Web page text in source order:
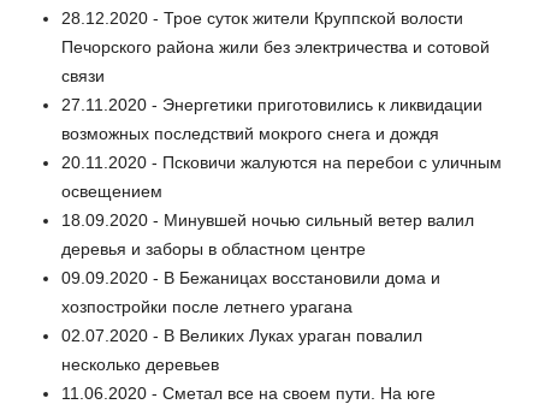
28.12.2020 - Трое суток жители Круппской волости
Печорского района жили без электричества и сотовой
связи
27.11.2020 - Энергетики приготовились к ликвидации
возможных последствий мокрого снега и дождя
20.11.2020 - Псковичи жалуются на перебои с уличным
освещением
18.09.2020 - Минувшей ночью сильный ветер валил
деревья и заборы в областном центре
09.09.2020 - В Бежаницах восстановили дома и
хозпостройки после летнего урагана
02.07.2020 - В Великих Луках ураган повалил
несколько деревьев
11.06.2020 - Сметал все на своем пути. На юге